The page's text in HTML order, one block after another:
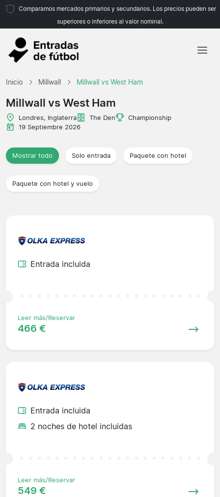
Comparamos mercados primarios y secundarios. Los precios pueden ser
superiores o inferiores al valor nominal.
Inicio Millwall Millwall vs West Ham
Millwall vs West Ham
Londres, Inglaterra The Den
Championship
19 Septiembre 2026
Mostrar todo Solo entrada Paquete con hotel
Paquete con hotel y vuelo
Entrada incluida
Leer más/Reservar
466 €
Entrada incluida
2 noches de hotel incluidas
Leer más/Reservar
549 €